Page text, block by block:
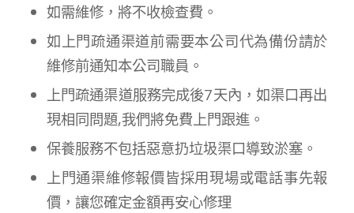
如需維修，將不收檢查費。
如上門疏通渠道前需要本公司代為備份請於
維修前通知本公司職員。
上門疏通渠道服務完成後7天內，如渠口再出
現相同問題,我們將免費上門跟進。
保養服務不包括惡意扔垃圾渠口導致淤塞。
上門通渠維修報價皆採用現場或電話事先報
價，讓您確定金額再安心修理